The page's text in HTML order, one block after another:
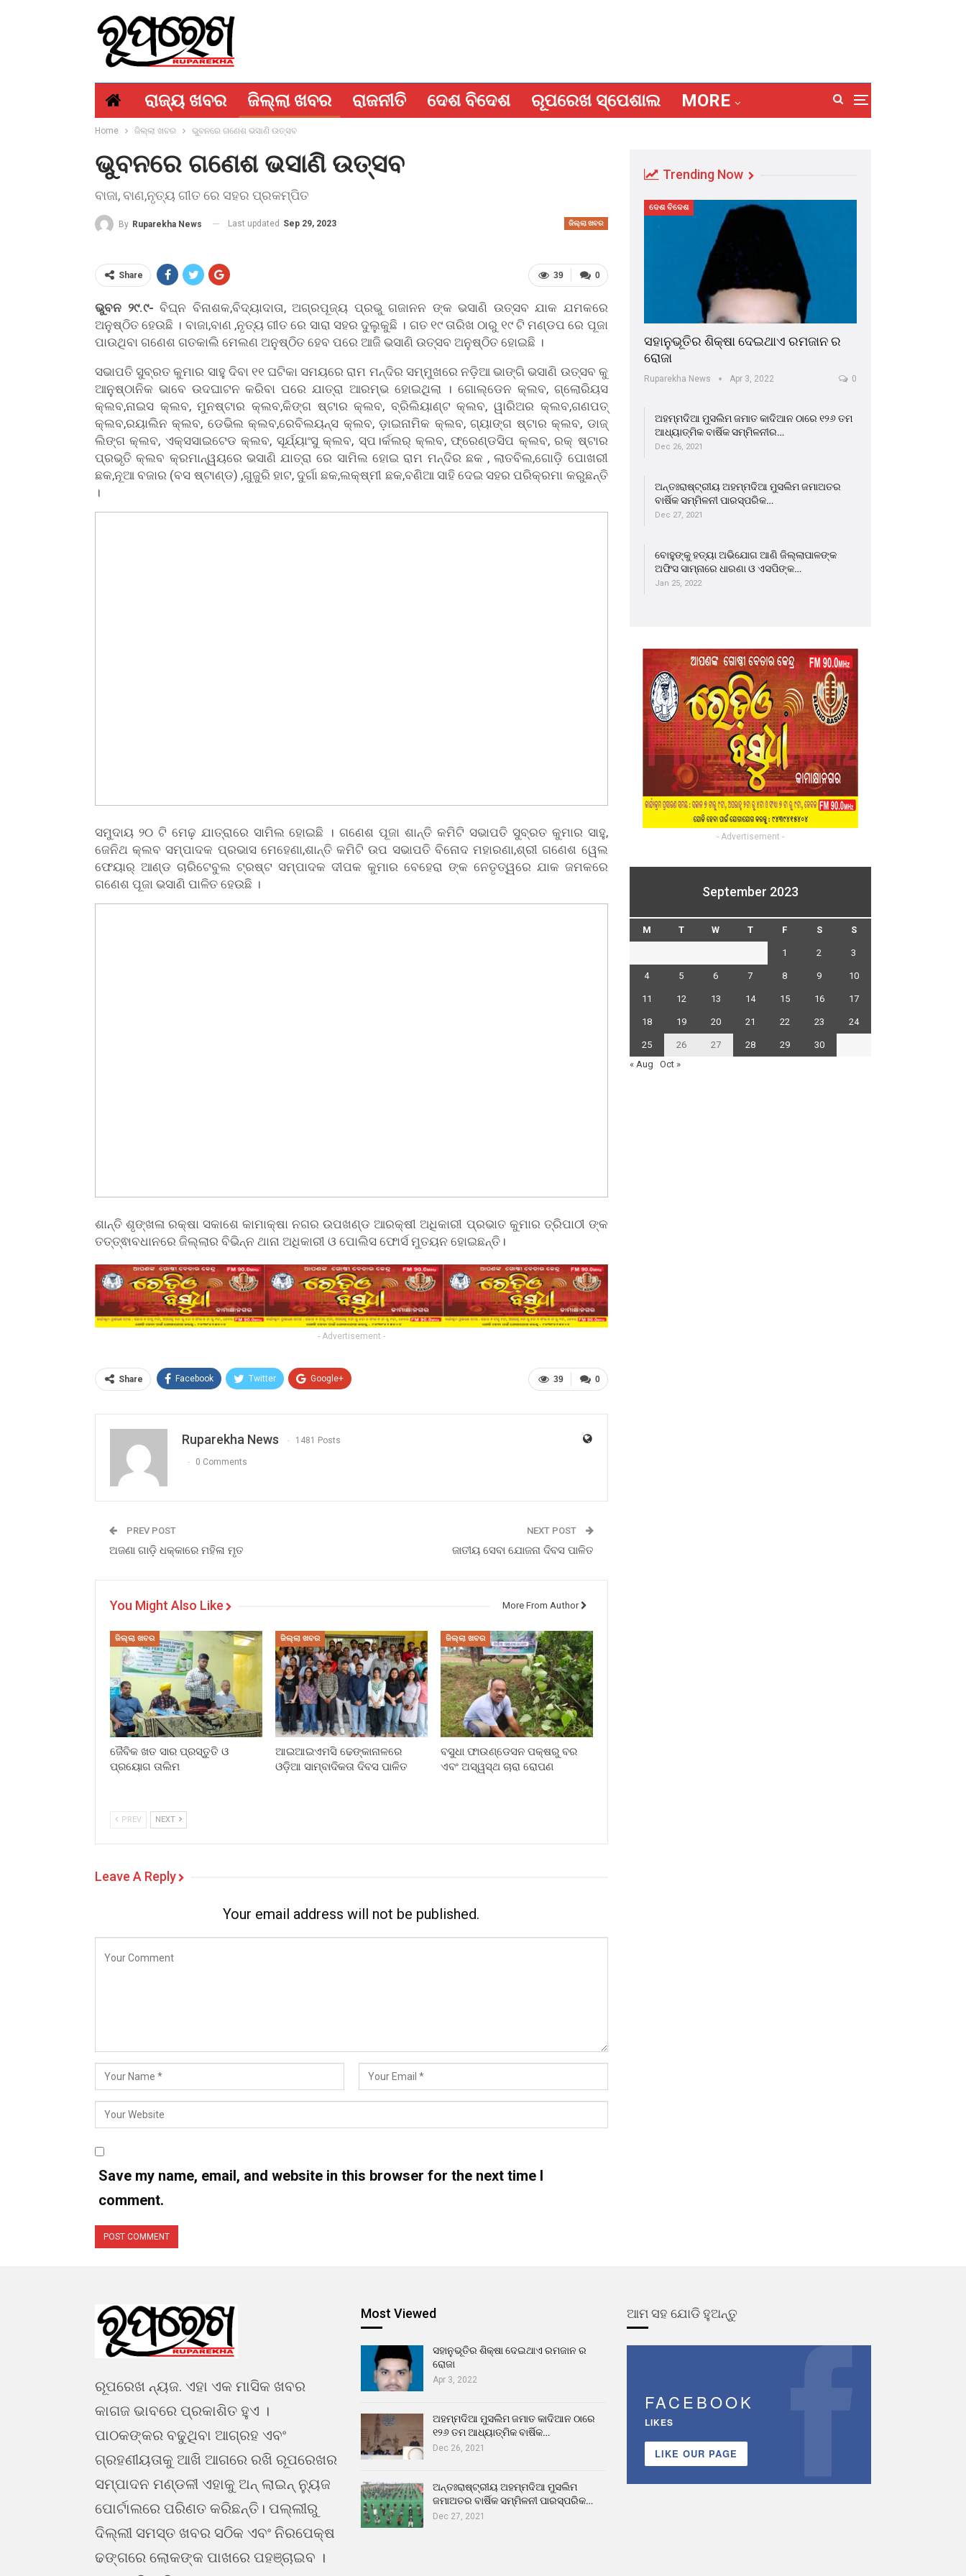
ରାଜ୍ୟ ଖବର ଜିଲ୍ଲା ଖବର ରାଜନୀତି ଦେଶ ବିଦେଶ ରୂପରେଖ ସ୍ପେଶାଲ MORE
Home ଜିଲ୍ଲା ଖବର ଭୁବନରେ ଗଣେଶ ଭସାଣି ଉତ୍ସବ
ଭୁବନରେ ଗଣେଶ ଭସାଣି ଉତ୍ସବ
ବାଜା, ବାଣ,ନୃତ୍ୟ ଗୀତ ରେ ସହର ପ୍ରକମ୍ପିତ
ଜିଲ୍ଲା ଖବର
By Ruparekha News Last updated Sep 29, 2023
0
39
Share
ଭୁବନ ୨୯.୯- ବିଘ୍ନ ବିନାଶକ,ବିଦ୍ୟାଦାତା, ଅଗ୍ରପୂଜ୍ୟ ପ୍ରଭୁ ଗଜାନନ ଙ୍କ ଭସାଣି ଉତ୍ସବ ଯାକ ଯମକରେ
ଅନୁଷ୍ଠିତ ହେଉଛି । ବାଜା,ବାଣ ,ନୃତ୍ୟ ଗୀତ ରେ ସାରା ସହର ଦୁଲୁକୁଛି । ଗତ ୧୯ ତାରିଖ ଠାରୁ ୧୯ ଟି ମଣ୍ଡପ ରେ ପୂଜା
ପାଉଥିବା ଗଣେଶ ଗତକାଲି ମେଲଣ ଅନୁଷ୍ଠିତ ହେବ ପରେ ଆଜି ଭସାଣି ଉତ୍ସବ ଅନୁଷ୍ଠିତ ହୋଇଛି ।
ସଭାପତି ସୁବ୍ରତ କୁମାର ସାହୁ ଦିବା ୧୧ ଘଟିକା ସମୟରେ ରାମ ମନ୍ଦିର ସମ୍ମୁଖରେ ନଡ଼ିଆ ଭାଙ୍ଗି ଭସାଣି ଉତ୍ସବ କୁ
ଆନୁଷ୍ଠାନିକ ଭାବେ ଉଦଘାଟନ କରିବା ପରେ ଯାତ୍ରା ଆରମ୍ଭ ହୋଇଥିଲା । ଗୋଲ୍ଡେନ କ୍ଲବ, ଗ୍ଲୋରିୟସ
କ୍ଲବ,ନାଇସ କ୍ଲବ, ମୁନଷ୍ଟାର କ୍ଲବ,କିଙ୍ଗ ଷ୍ଟାର କ୍ଲବ, ବ୍ରିଲିୟାଣ୍ଟ କ୍ଲବ, ୱାରିଅର କ୍ଲବ,ଗଣପତ୍
କ୍ଲବ,ରୟାଲିନ କ୍ଲବ, ଡେଭିଲ କ୍ଲବ,ରେବିଲୟନ୍ସ କ୍ଲବ, ଡ଼ାଇନାମିକ କ୍ଲବ, ଗ୍ୟାଙ୍ଗ ଷ୍ଟାର କ୍ଲବ, ଡାଜ୍
ଲିଙ୍ଗ କ୍ଲବ, ଏକ୍ସସାଇଟେଡ କ୍ଲବ, ସୂର୍ଯ୍ୟାଂସୁ କ୍ଲବ, ସ୍ପ।ର୍କଲର୍ କ୍ଲବ, ଫ୍ରେଣ୍ଡସିପ କ୍ଲବ, ରକ୍ ଷ୍ଟାର
ପ୍ରଭୃତି କ୍ଲବ କ୍ରମାନ୍ୱୟରେ ଭସାଣି ଯାତ୍ରା ରେ ସାମିଲ ହୋଇ ରାମ ମନ୍ଦିର ଛକ , ଲାତବିଲ,ଗୋଡ଼ି ପୋଖରୀ
ଛକ,ନୂଆ ବଜାର (ବସ ଷ୍ଟାଣ୍ଡ) ,ଗୁଜୁରି ହାଟ, ଦୁର୍ଗା ଛକ,ଲକ୍ଷ୍ମୀ ଛକ,ବଣିଆ ସାହି ଦେଇ ସହର ପରିକ୍ରମା କରୁଛନ୍ତି
।
ସମୁଦାୟ ୨୦ ଟି ମେଢ଼ ଯାତ୍ରାରେ ସାମିଲ ହୋଇଛି । ଗଣେଶ ପୂଜା ଶାନ୍ତି କମିଟି ସଭାପତି ସୁବ୍ରତ କୁମାର ସାହୁ,
ଜେନିଥ କ୍ଲବ ସମ୍ପାଦକ ପ୍ରଭାସ ମେହେଣା,ଶାନ୍ତି କମିଟି ଉପ ସଭାପତି ବିନୋଦ ମହାରଣା,ଶ୍ରୀ ଗଣେଶ ୱେଲ
ଫେୟାର୍ ଆଣ୍ଡ ଚାରିଟେବୁଲ ଟ୍ରଷ୍ଟ ସମ୍ପାଦକ ଦୀପକ କୁମାର ବେହେରା ଙ୍କ ନେତୃତ୍ୱରେ ଯାକ ଜମକରେ
ଗଣେଶ ପୂଜା ଭସାଣି ପାଳିତ ହେଉଛି ।
ଶାନ୍ତି ଶୃଙ୍ଖଳା ରକ୍ଷା ସକାଶେ କାମାକ୍ଷା ନଗର ଉପଖଣ୍ଡ ଆରକ୍ଷୀ ଅଧିକାରୀ ପ୍ରଭାତ କୁମାର ତ୍ରିପାଠୀ ଙ୍କ
ତତ୍ତ୍ଵାବଧାନରେ ଜିଲ୍ଲାର ବିଭିନ୍ନ ଥାନା ଅଧିକାରୀ ଓ ପୋଲିସ ଫୋର୍ସ ମୁତୟନ ହୋଇଛନ୍ତି।
- Advertisement -
0
39
Share Facebook Twitter Google+
Ruparekha News 1481 Posts
0 Comments
PREV POST
ଅଜଣା ଗାଡ଼ି ଧକ୍କାରେ ମହିଳା ମୃତ
NEXT POST
ଜାତୀୟ ସେବା ଯୋଜନା ଦିବସ ପାଳିତ
You Might Also Like More From Author
ଜିଲ୍ଲା ଖବର
ଜୈବିକ ଖତ ସାର ପ୍ରସ୍ତୁତି ଓ
ପ୍ରୟୋଗ ତାଲିମ
ଜିଲ୍ଲା ଖବର
ଆଇଆଇଏମସି ଢେଙ୍କାନାଳରେ
ଓଡ଼ିଆ ସାମ୍ବାଦିକତା ଦିବସ ପାଳିତ
ଜିଲ୍ଲା ଖବର
ବସୁଧା ଫାଉଣ୍ଡେସନ ପକ୍ଷରୁ ବର
ଏବଂ ଅସ୍ୱସ୍ଥ ଚାରା ରୋପଣ
PREV NEXT
Leave A Reply
Your email address will not be published.
Save my name, email, and website in this browser for the next time I
comment.
Trending Now
ଦେଶ ବିଦେଶ
ସହାନୁଭୂତିର ଶିକ୍ଷା ଦେଇଥାଏ ରମଜାନ ର
ରୋଜା
Ruparekha News Apr 3, 2022 0
ଅହମ୍ମଦିଆ ମୁସଲିମ ଜମାତ କାଦିଆନ ଠାରେ ୧୨୬ ତମ
ଆଧ୍ୟାତ୍ମିକ ବାର୍ଷିକ ସମ୍ମିଳନୀର…
Dec 26, 2021
ଅନ୍ତଃରାଷ୍ଟ୍ରୀୟ ଅହମ୍ମଦିଆ ମୁସଲିମ ଜମାଅତର
ବାର୍ଷିକ ସମ୍ମିଳନୀ ପାରସ୍ପରିକ…
Dec 27, 2021
ବୋହୁଙ୍କୁ ହତ୍ୟା ଅଭିଯୋଗ ଆଣି ଜିଲ୍ଲାପାଳଙ୍କ
ଅଫିସ ସାମ୍ନାରେ ଧାରଣା ଓ ଏସପିଙ୍କ…
Jan 25, 2022
- Advertisement -
September 2023
M T W T F S S
1 2 3
4 5 6 7 8 9 10
11 12 13 14 15 16 17
18 19 20 21 22 23 24
25 26 27 28 29
30
« Aug
Oct »
ରୂପରେଖ ନ୍ୟଜ. ଏହା ଏକ ମାସିକ ଖବର
କାଗଜ ଭାବରେ ପ୍ରକାଶିତ ହୁଏ ।
ପାଠକଙ୍କର ବଢୁଥିବା ଆଗ୍ରହ ଏବଂ
ଗ୍ରହଣୀୟତାକୁ ଆଖି ଆଗରେ ରଖି ରୂପରେଖର
ସମ୍ପାଦନ ମଣ୍ଡଳୀ ଏହାକୁ ଅନ୍ ଲାଇନ୍ ନ୍ୟୁଜ
ପୋର୍ଟାଲରେ ପରିଣତ କରିଛନ୍ତି। ପଲ୍ଲୀରୁ
ଦିଲ୍ଲୀ ସମସ୍ତ ଖବର ସଠିକ ଏବଂ ନିରପେକ୍ଷ
ଢଙ୍ଗରେ ଲୋକଙ୍କ ପାଖରେ ପହଞ୍ଚାଇବ ।
Most Viewed
ସହାନୁଭୂତିର ଶିକ୍ଷା ଦେଇଥାଏ ରମଜାନ ର
ରୋଜା
Apr 3, 2022
ଅହମ୍ମଦିଆ ମୁସଲିମ ଜମାତ କାଦିଆନ ଠାରେ
୧୨୬ ତମ ଆଧ୍ୟାତ୍ମିକ ବାର୍ଷିକ…
Dec 26, 2021
ଅନ୍ତଃରାଷ୍ଟ୍ରୀୟ ଅହମ୍ମଦିଆ ମୁସଲିମ
ଜମାଅତର ବାର୍ଷିକ ସମ୍ମିଳନୀ ପାରସ୍ପରିକ…
Dec 27, 2021
ଆମ ସହ ଯୋଡି ହୁଅନ୍ତୁ
FACEBOOK
LIKES
LIKE OUR PAGE